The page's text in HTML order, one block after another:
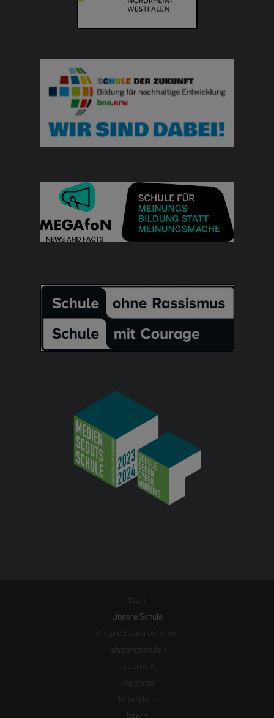
Start
Unsere Schule
Ansprechpartner*innen
Jahrgangsstufen
Unterricht
Angebote
Mitwirken